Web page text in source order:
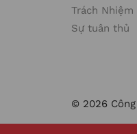
Trách Nhiệm
Sự tuân thủ
© 2026